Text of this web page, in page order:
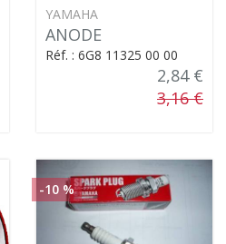
YAMAHA
ANODE
Réf. : 6G8 11325 00 00
2,84 €
3,16 €
-10 %